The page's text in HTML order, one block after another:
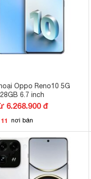
Oppo Reno10 5G
6.7 inch
6.268.900 đ
11 nơi bán